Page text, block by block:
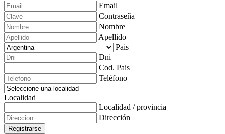
Email
Contraseña
Nombre
Apellido
Pais
Dni
Cod. Pais
Teléfono
Localidad
Localidad / provincia
Dirección
Registrarse